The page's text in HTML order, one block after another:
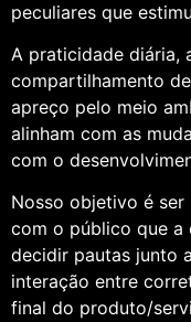
peculiares que
A praticidade diária,
compartilhamento
apreço pelo meio
alinham com as
com o
Nosso objetivo é
com o público que a
decidir pautas junto
interação entre
final do produto/